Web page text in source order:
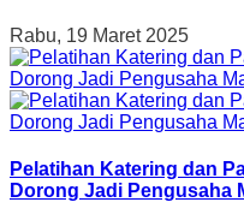
Rabu, 19 Maret 2025
Pelatihan Katering dan
Dorong Jadi Pengusaha